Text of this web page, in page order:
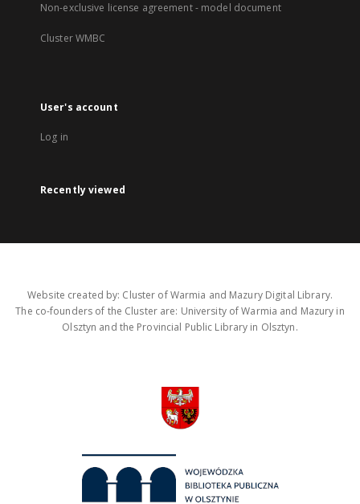
Non-exclusive license agreement - model document
Cluster WMBC
User's account
Log in
Recently viewed
Website created by: Cluster of Warmia and Mazury Digital Library.
The co-founders of the Cluster are: University of Warmia and Mazury in
Olsztyn and the Provincial Public Library in Olsztyn.